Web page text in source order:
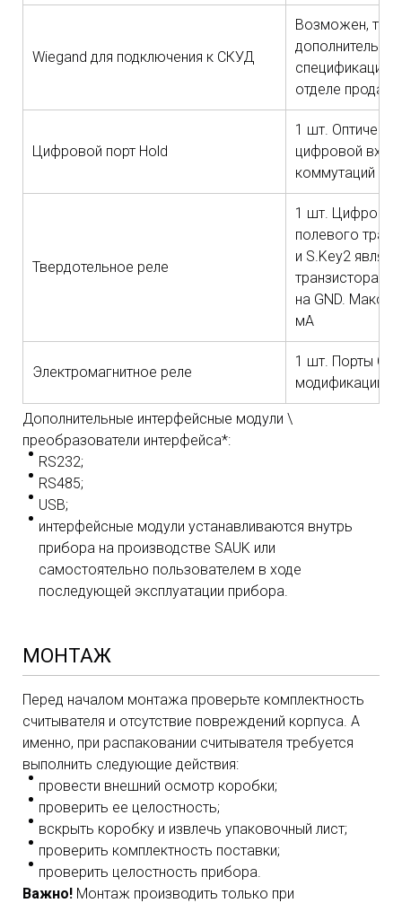
Wiegand для подключения к СКУД
Возможен,
спецификации,
отделе продаж
Цифровой порт Hold
1 шт.
цифровой вход.
коммутаций
Твердотельное реле
1 шт.
полевого
и S.Key2
транзистора,
на GND.
мА
Электромагнитное реле
1 шт. Порты
модификации
Дополнительные интерфейсные модули \
преобразователи интерфейса*:
RS232;
RS485;
USB;
интерфейсные модули устанавливаются внутрь
прибора на производстве SAUK или
самостоятельно пользователем в ходе
последующей эксплуатации прибора.
МОНТАЖ
Перед началом монтажа проверьте комплектность
считывателя и отсутствие повреждений корпуса. А
именно, при распаковании считывателя требуется
выполнить следующие действия:
провести внешний осмотр коробки;
проверить ее целостность;
вскрыть коробку и извлечь упаковочный лист;
проверить комплектность поставки;
проверить целостность прибора.
Важно! Монтаж производить только при